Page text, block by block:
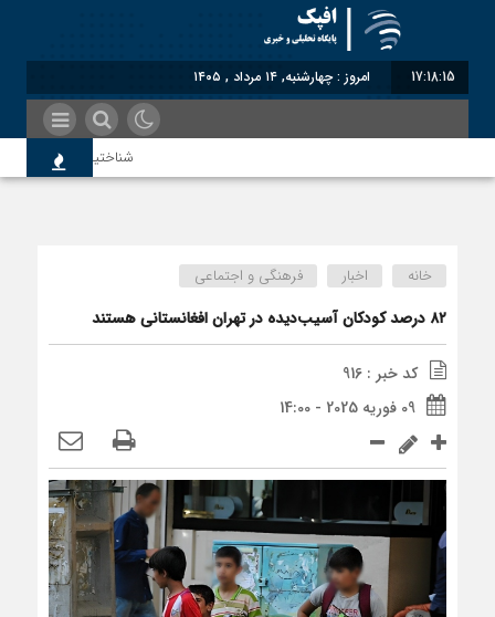
17:18:15 امروز : چهارشنبه, ۱۴ مرداد , ۱۴۰۵
شناختیک| ۸۶ درصد مهاجران حامی ایران در جنگ؛ ۷۵ درصد مهاجران دولت چهاردهم را خیرخواه خود نمی‌دانند
اختصاصی| معطلی بار تاجران
مذاکره تحمیلی، جنگ تحمیلی،
خانه اخبار فرهنگی و اجتماعی
۸۲ درصد کودکان آسیب‌دیده در تهران افغانستانی هستند
کد خبر : 916
09 فوریه 2025 - 14:00